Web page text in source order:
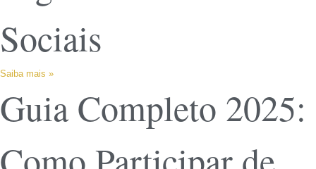
Sociais
Saiba mais »
Guia Completo 2025: